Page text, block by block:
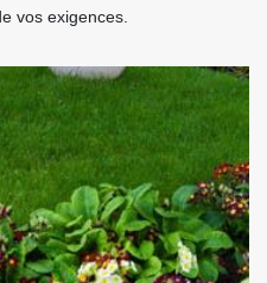
vos exigences.